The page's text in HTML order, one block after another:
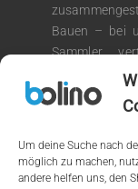
Um deine Suche nach
möglich zu machen,
andere helfen uns, den
Bauen – bei
Sammler
Auswahl
Bauprojekte.